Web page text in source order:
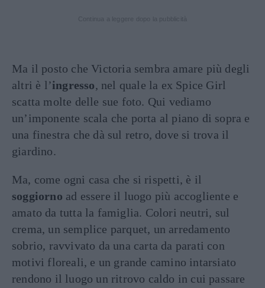
Ma il posto che Victoria sembra amare più degli
altri è l’ingresso, nel quale la ex Spice Girl
scatta molte delle sue foto. Qui vediamo
un’imponente scala che porta al piano di sopra e
una finestra che dà sul retro, dove si trova il
giardino.
Ma, come ogni casa che si rispetti, è il
soggiorno ad essere il luogo più accogliente e
amato da tutta la famiglia. Colori neutri, sul
crema, un semplice parquet, un arredamento
sobrio, ravvivato da una carta da parati con
motivi floreali, e un grande camino intarsiato
rendono il luogo un ritrovo caldo in cui passare